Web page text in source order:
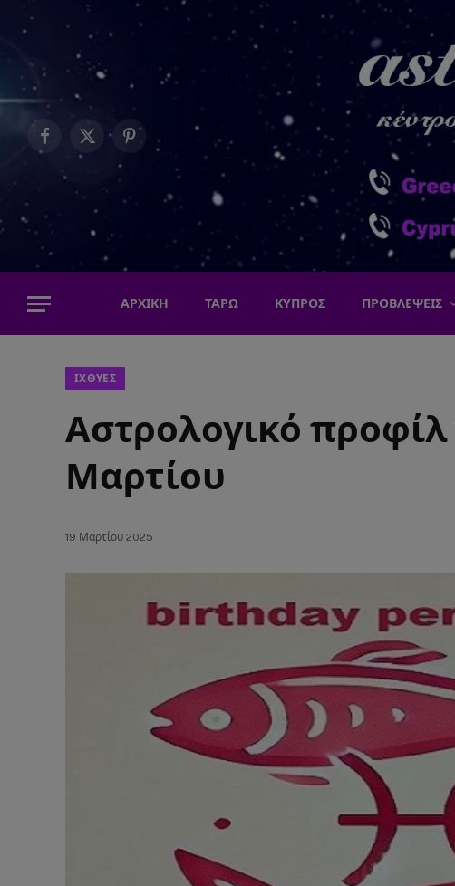
Facebook
X
(Twitter)
Pinterest
ΑΡΧΙΚΗ ΤΑΡΩ ΚΥΠΡΟΣ ΠΡΟΒΛΕΨΕΙΣ
ΙΧΘΥΕΣ
Αστρολογικό προφίλ
Μαρτίου
19 Μαρτίου 2025